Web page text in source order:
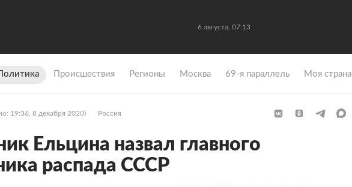
6 августа, 07:13
Политика Происшествия Регионы Москва 69-я параллель Моя страна
19:36, 8 декабря 2020) Россия
Ельцина назвал главного
распада СССР